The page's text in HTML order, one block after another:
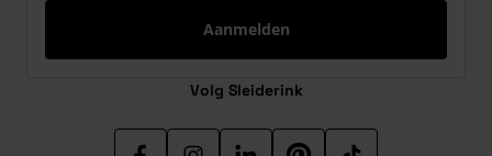
Aanmelden
Volg Sleiderink